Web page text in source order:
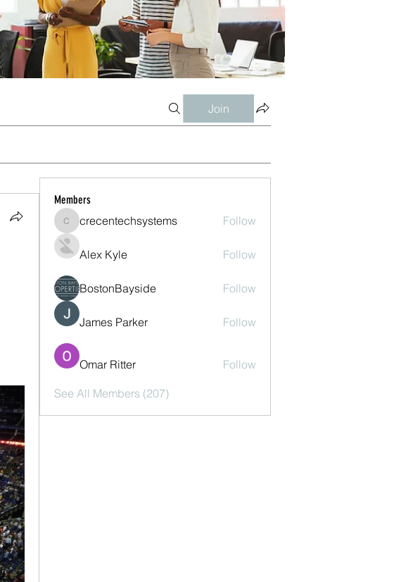
Join
Members
crecentechsystems
crecentechsystems Follow
Alex Kyle Follow
BostonBayside Follow
James Parker Follow
Omar Ritter Follow
See All Members (207)